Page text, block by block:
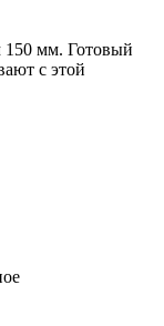
150 мм. Готовый
с этой